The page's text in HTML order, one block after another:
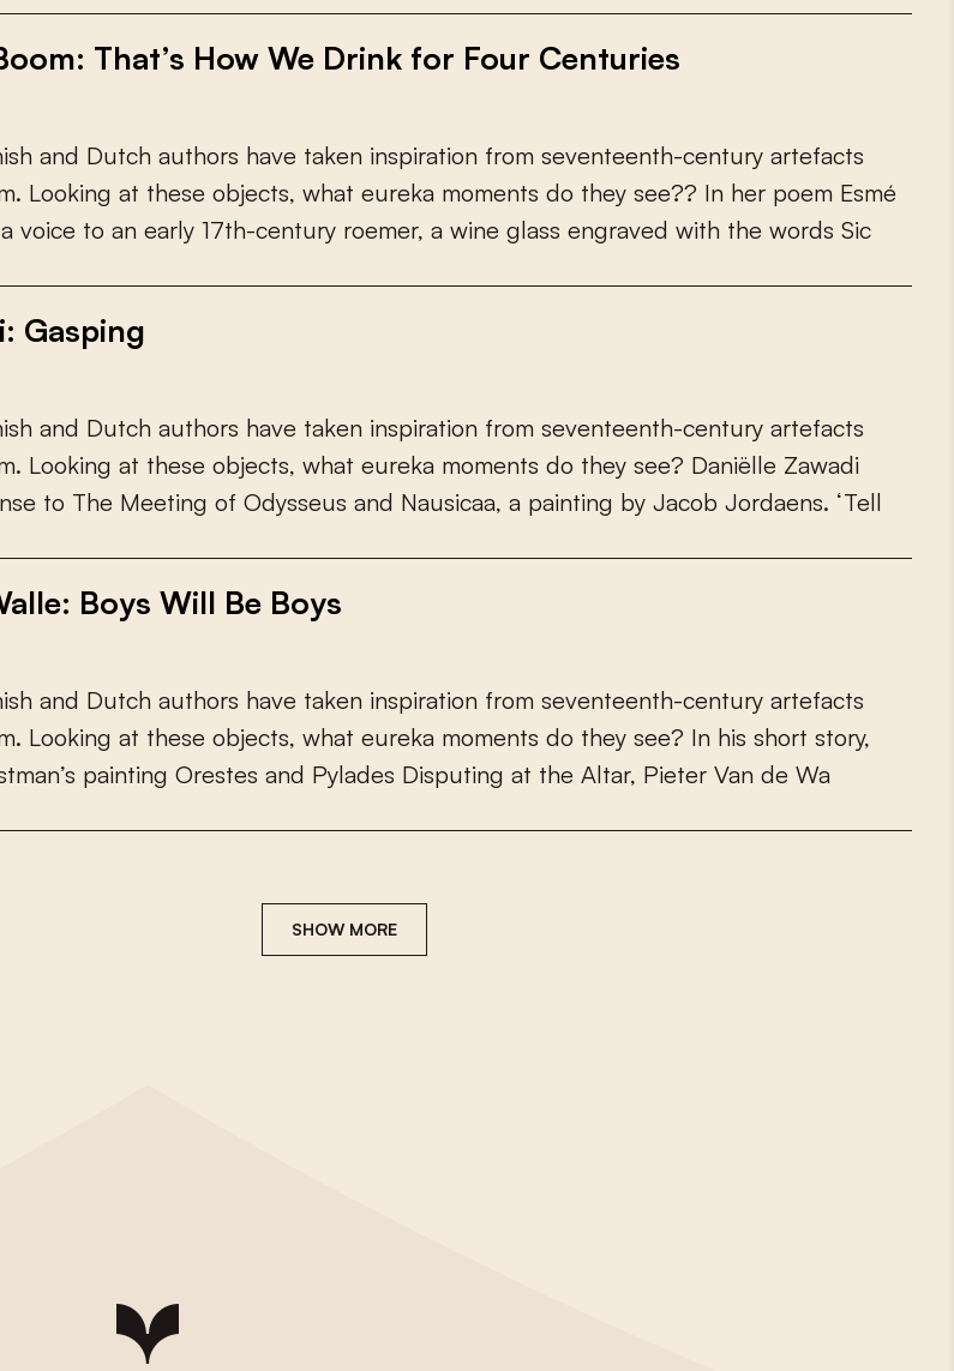
That’s How We Drink for Four Centuries
ish and Dutch authors have taken inspiration from seventeenth-century artefacts
. Looking at these objects, what eureka moments do they see?? In her poem Esmé
a voice to an early 17th-century roemer, a wine glass engraved with the words Sic
Gasping
ish and Dutch authors have taken inspiration from seventeenth-century artefacts
. Looking at these objects, what eureka moments do they see? Daniëlle Zawadi
nse to The Meeting of Odysseus and Nausicaa, a painting by Jacob Jordaens. ‘Tell
Boys Will Be Boys
ish and Dutch authors have taken inspiration from seventeenth-century artefacts
. Looking at these objects, what eureka moments do they see? In his short story,
tman’s painting Orestes and Pylades Disputing at the Altar, Pieter Van de Wa
SHOW MORE